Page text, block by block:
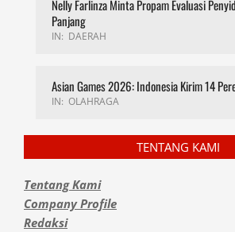
Nelly Farlinza Minta Propam Evaluasi
Panjang
IN: DAERAH
Asian Games 2026: Indonesia Kirim 14
IN: OLAHRAGA
TENTANG KAMI
Tentang Kami
Company Profile
Redaksi